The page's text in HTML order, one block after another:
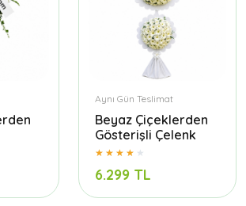
Aynı Gün Teslimat
Beyaz Çiçeklerden
Gösterişli Çelenk
6.299 TL